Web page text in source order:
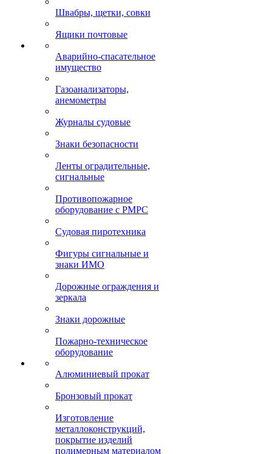
Швабры, щетки, совки
Ящики почтовые
Аварийно-спасательное
имущество
Газоанализаторы,
анемометры
Журналы судовые
Знаки безопасности
Ленты оградительные,
сигнальные
Противопожарное
оборудование с РМРС
Судовая пиротехника
Фигуры сигнальные и
знаки ИМО
Дорожные ограждения и
зеркала
Знаки дорожные
Пожарно-техническое
оборудование
Алюминиевый прокат
Бронзовый прокат
Изготовление
металлоконструкций,
покрытие изделий
полимерным материалом